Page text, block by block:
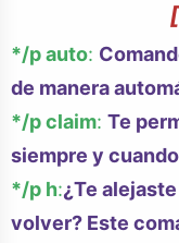
*/p auto:
de manera
*/p claim: Te
siempre y
*/p h:¿Te
volver? Este